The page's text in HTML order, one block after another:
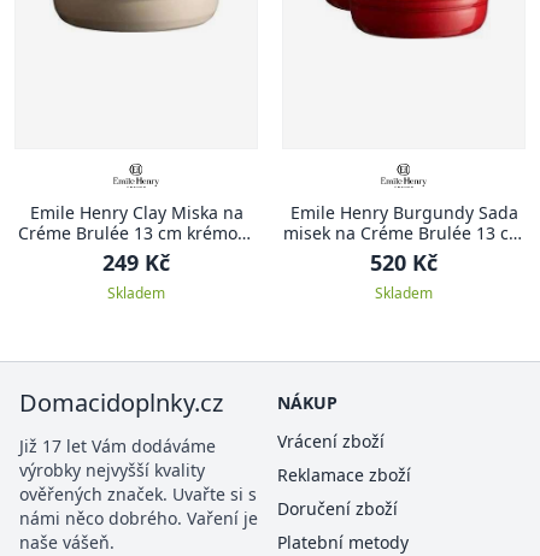
Emile Henry Clay Miska na
Créme Brulée 13 cm krémová
Clay
249 Kč
Skladem
Emile Henry Burgundy Sada
misek na Créme Brulée 13 cm
červená Burgundy
520 Kč
Skladem
Domacidoplnky.cz
Již 17 let Vám dodáváme
výrobky nejvyšší kvality
ověřených značek. Uvařte si s
námi něco dobrého. Vaření je
naše vášeň.
NÁKUP
Vrácení zboží
Reklamace zboží
Doručení zboží
Platební metody